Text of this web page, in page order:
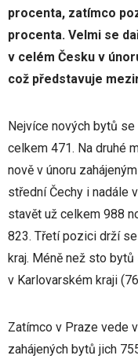
procenta, zatímco
procenta. Velmi se
v celém Česku v
což představuje
Nejvíce nových bytů
celkem 471. Na druhé
nově v únoru
střední Čechy i nadále
stavět už celkem 988
823. Třetí pozici drží
kraj. Méně než sto
v Karlovarském kraji
Zatímco v Praze vede
zahájených bytů jich